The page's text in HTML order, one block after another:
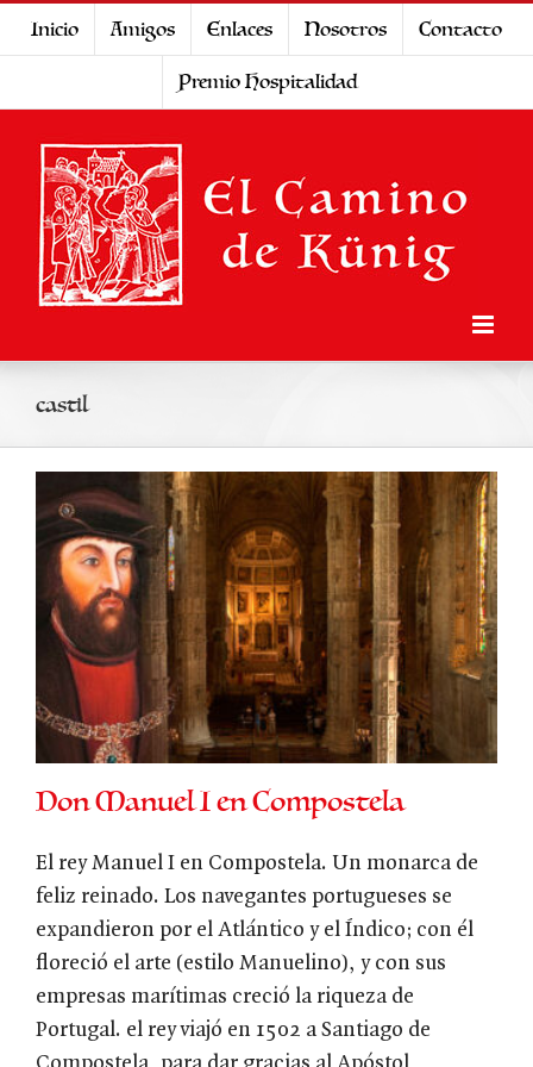
Inicio Amigos Enlaces Nosotros
Contacto
Premio Hospitalidad
castil
Don Manuel I en Compostela
El rey Manuel I en Compostela. Un monarca de
feliz reinado. Los navegantes portugueses se
expandieron por el Atlántico y el Índico; con él
floreció el arte (estilo Manuelino), y con sus
empresas marítimas creció la riqueza de
Portugal. el rey viajó en 1502 a Santiago de